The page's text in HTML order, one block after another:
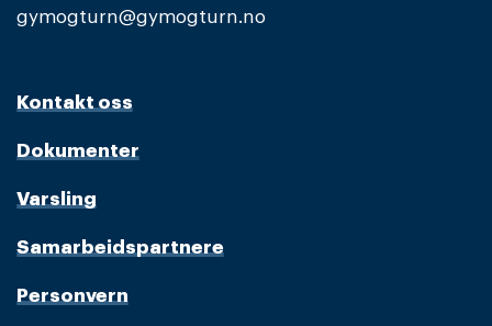
gymogturn@gymogturn.no
Kontakt oss
Dokumenter
Varsling
Samarbeidspartnere
Personvern